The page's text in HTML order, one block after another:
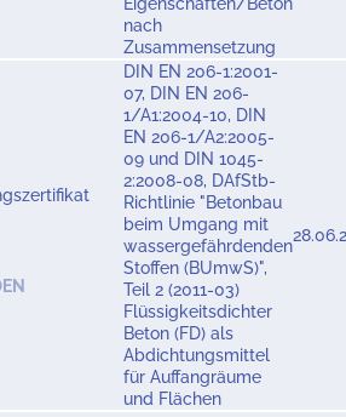
nach
Zusammensetzung
DIN EN 206-1:2001-
07, DIN EN 206-
1/A1:2004-10, DIN
EN 206-1/A2:2005-
09 und DIN 1045-
2:2008-08, DAfStb-
Richtlinie "Betonbau
beim Umgang mit
wassergefährdenden
Stoffen (BUmwS)",
Teil 2 (2011-03)
Flüssigkeitsdichter
Beton (FD) als
Abdichtungsmittel
für Auffangräume
und Flächen